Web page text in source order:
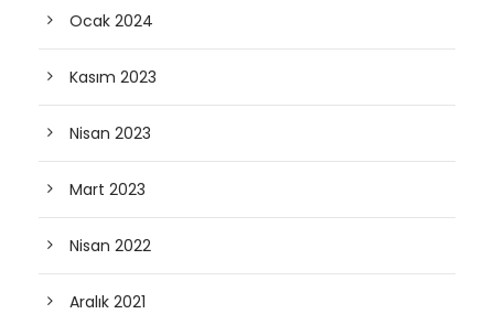
Ocak 2024
Kasım 2023
Nisan 2023
Mart 2023
Nisan 2022
Aralık 2021